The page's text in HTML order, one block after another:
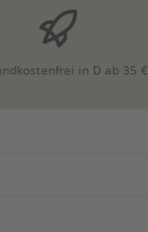
in D ab 35 €